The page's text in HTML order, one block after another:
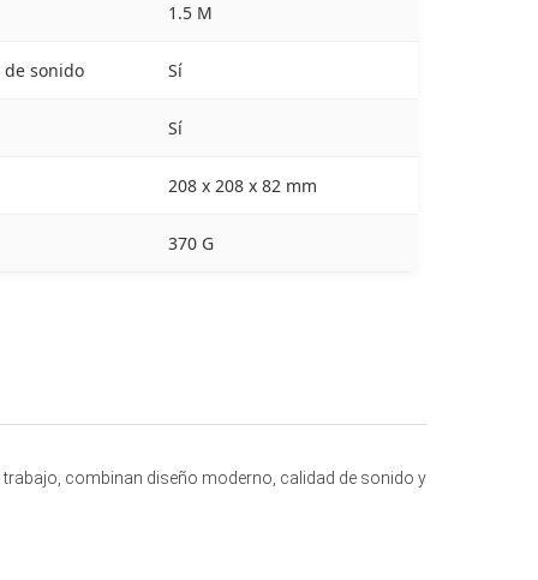
1.5 M
sonido Sí
Sí
208 x 208 x 82 mm
370 G
combinan diseño moderno, calidad de sonido y